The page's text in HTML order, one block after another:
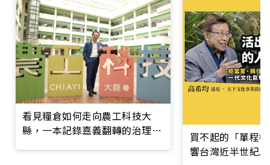
看見糧倉如何走向農工科技大
縣，一本記錄嘉義翻轉的治理實
買不起的「單程
響台灣近半世紀